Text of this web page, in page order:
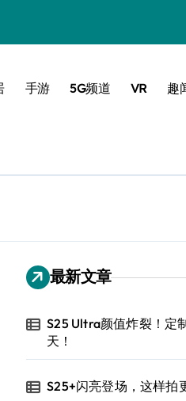
手游 5G频道 VR 趣
最新文章
S25 Ultra颜值炸裂！定
天！
S25+闪亮登场，这样拍